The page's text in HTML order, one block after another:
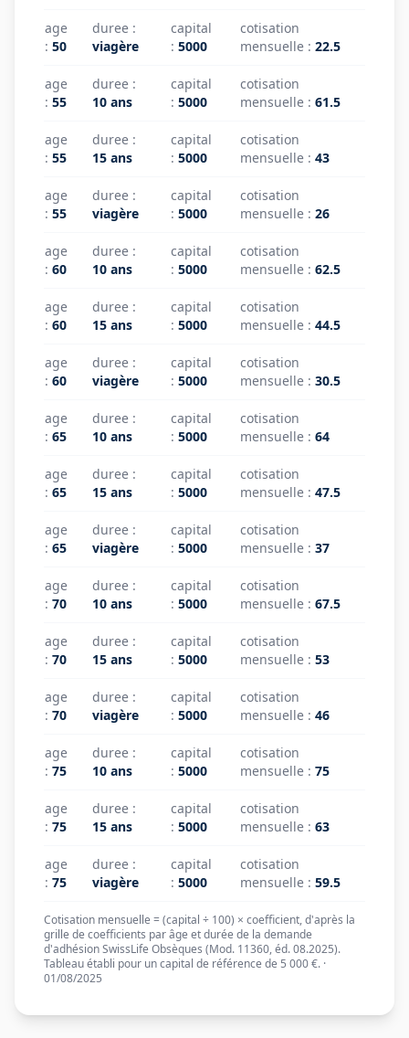
age
: 50
duree :
viagère
capital
: 5000
cotisation
mensuelle : 22.5
age
: 55
duree :
10 ans
capital
: 5000
cotisation
mensuelle : 61.5
age
: 55
duree :
15 ans
capital
: 5000
cotisation
mensuelle : 43
age
: 55
duree :
viagère
capital
: 5000
cotisation
mensuelle : 26
age
: 60
duree :
10 ans
capital
: 5000
cotisation
mensuelle : 62.5
age
: 60
duree :
15 ans
capital
: 5000
cotisation
mensuelle : 44.5
age
: 60
duree :
viagère
capital
: 5000
cotisation
mensuelle : 30.5
age
: 65
duree :
10 ans
capital
: 5000
cotisation
mensuelle : 64
age
: 65
duree :
15 ans
capital
: 5000
cotisation
mensuelle : 47.5
age
: 65
duree :
viagère
capital
: 5000
cotisation
mensuelle : 37
age
: 70
duree :
10 ans
capital
: 5000
cotisation
mensuelle : 67.5
age
: 70
duree :
15 ans
capital
: 5000
cotisation
mensuelle : 53
age
: 70
duree :
viagère
capital
: 5000
cotisation
mensuelle : 46
age
: 75
duree :
10 ans
capital
: 5000
cotisation
mensuelle : 75
age
: 75
duree :
15 ans
capital
: 5000
cotisation
mensuelle : 63
age
: 75
duree :
viagère
capital
: 5000
cotisation
mensuelle : 59.5
Cotisation mensuelle = (capital ÷ 100) × coefficient, d'après la
grille de coefficients par âge et durée de la demande
d'adhésion SwissLife Obsèques (Mod. 11360, éd. 08.2025).
Tableau établi pour un capital de référence de 5 000 €. ·
01/08/2025